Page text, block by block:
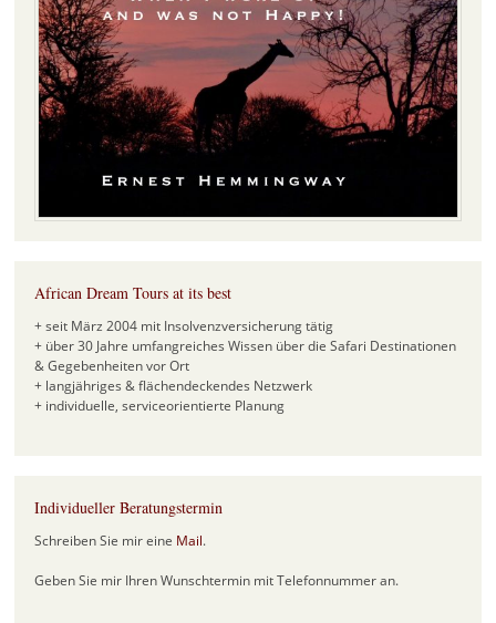
African Dream Tours at its best
+ seit März 2004 mit Insolvenzversicherung tätig
+ über 30 Jahre umfangreiches Wissen über die Safari Destinationen
& Gegebenheiten vor Ort
+ langjähriges & flächendeckendes Netzwerk
+ individuelle, serviceorientierte Planung
Individueller Beratungstermin
Schreiben Sie mir eine Mail.
Geben Sie mir Ihren Wunschtermin mit Telefonnummer an.